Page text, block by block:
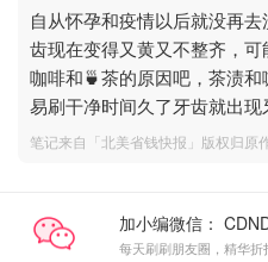
自从怀孕和疫情以后就没再
齿现在变得又黄又不整齐，
咖啡和🍵茶的原因吧，茶渍
易刷干净时间久了牙齿就出现
笔记来自「北美省钱快报」版权归原
加小编微信：
每天刷刷朋友圈，精华折